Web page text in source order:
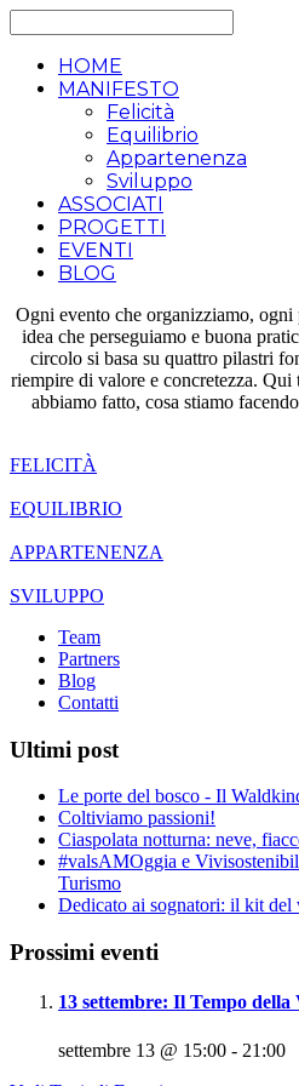
HOME
MANIFESTO
Felicità
Equilibrio
Appartenenza
Sviluppo
ASSOCIATI
PROGETTI
EVENTI
BLOG
Ogni evento che organizziamo,
idea che perseguiamo e buona
circolo si basa su quattro pilastri
riempire di valore e concretezza. Qui
abbiamo fatto, cosa stiamo
FELICITÀ
EQUILIBRIO
APPARTENENZA
SVILUPPO
Team
Partners
Blog
Contatti
Ultimi post
Le porte del bosco - Il
Coltiviamo passioni!
Ciaspolata notturna: neve,
#valsAMOggia e
Turismo
Dedicato ai sognatori: il kit del
Prossimi eventi
13 settembre: Il Tempo della
settembre 13 @ 15:00 - 21:00